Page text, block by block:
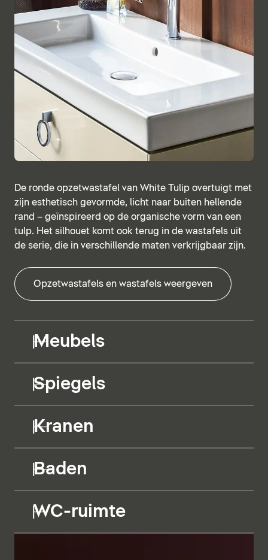
De ronde opzetwastafel van White Tulip overtuigt met
zijn esthetisch gevormde, licht naar buiten hellende
rand – geïnspireerd op de organische vorm van een
tulp. Het silhouet komt ook terug in de wastafels uit
de serie, die in verschillende maten verkrijgbaar zijn.
Opzetwastafels en wastafels weergeven
Meubels
Spiegels
Kranen
Baden
WC-ruimte